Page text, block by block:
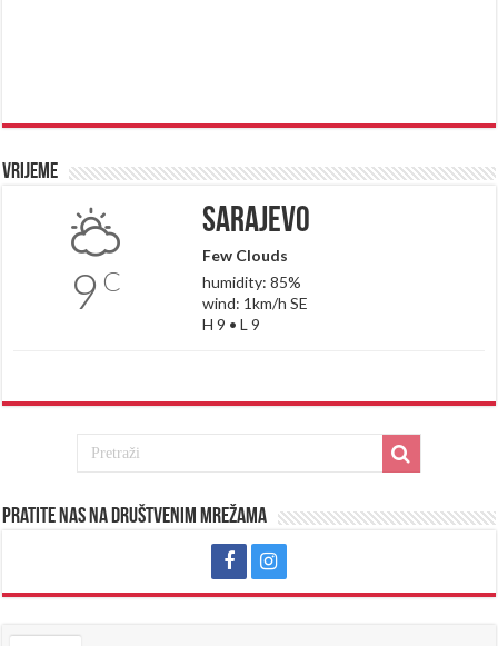
Vrijeme
9 C
Sarajevo
Few Clouds
humidity: 85%
wind: 1km/h SE
H 9 • L 9
Pratite nas na društvenim mrežama